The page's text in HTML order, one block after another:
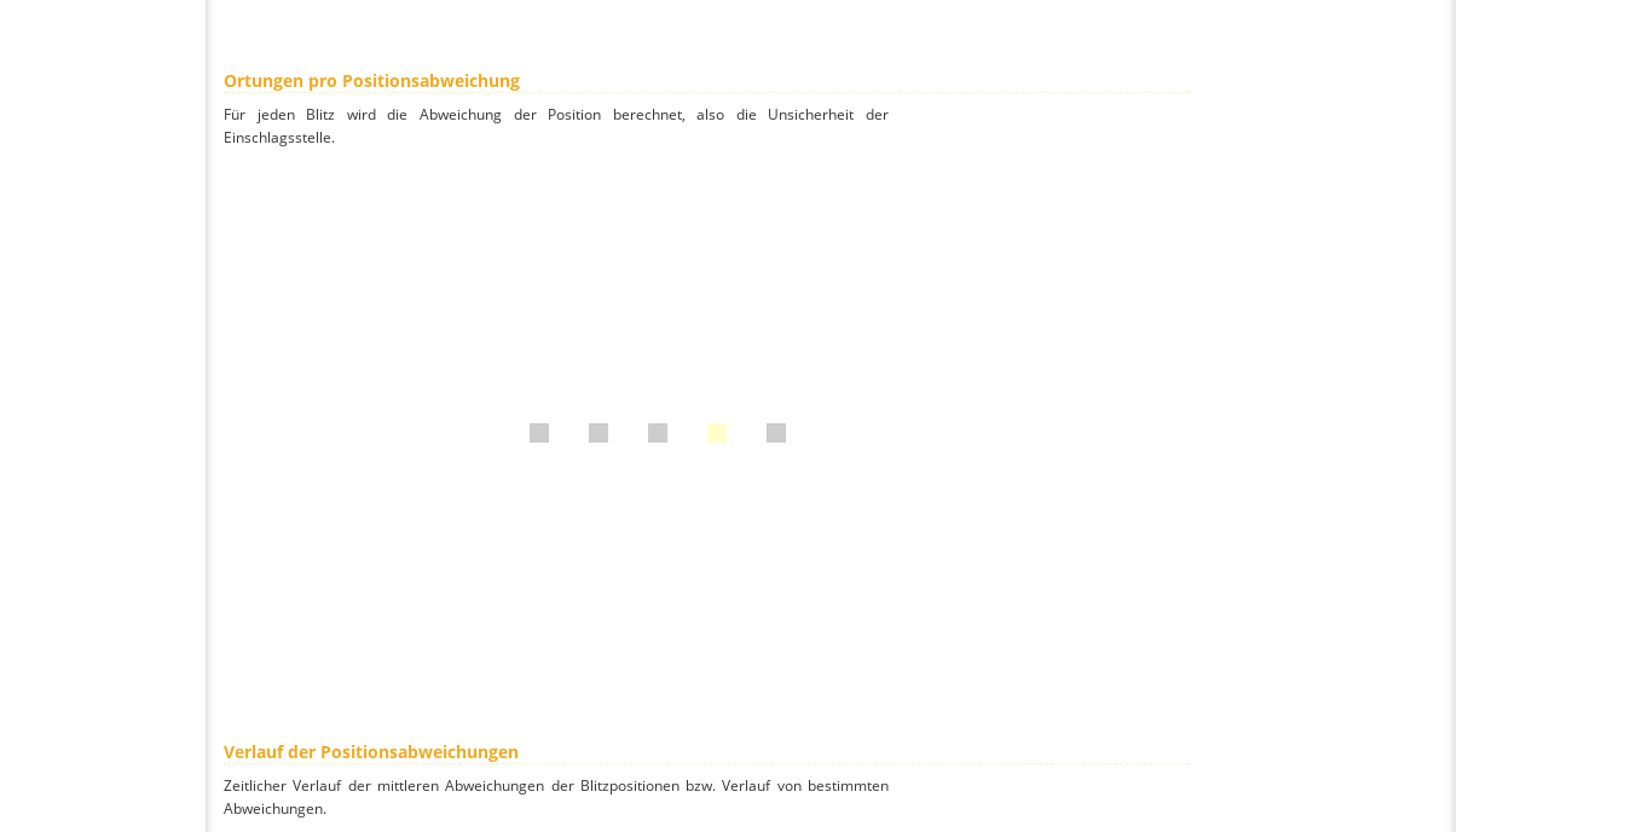
Ortungen pro Positionsabweichung
Für jeden Blitz wird die Abweichung der Position berechnet, also die Unsicherheit der
Einschlagsstelle.
Verlauf der Positionsabweichungen
Zeitlicher Verlauf der mittleren Abweichungen der Blitzpositionen bzw. Verlauf von bestimmten
Abweichungen.